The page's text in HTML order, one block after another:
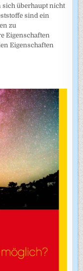
sich überhaupt nicht
sind ein
zu
Eigenschaften
Eigenschaften